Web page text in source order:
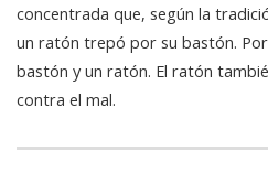
concentrada que, según la
un ratón trepó por su bastón.
bastón y un ratón. El ratón
contra el mal.